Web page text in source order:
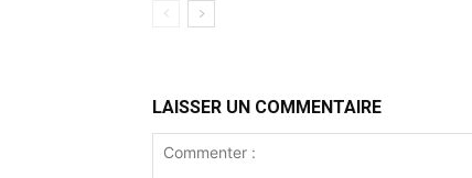
LAISSER UN COMMENTAIRE